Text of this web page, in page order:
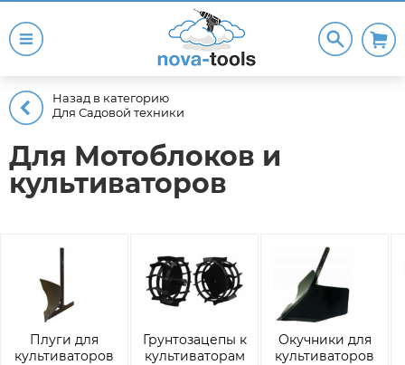
Назад в категорию
Для Садовой техники
Для Мотоблоков и
культиваторов
Плуги для
культиваторов
Грунтозацепы к
культиваторам
Окучники для
культиваторов